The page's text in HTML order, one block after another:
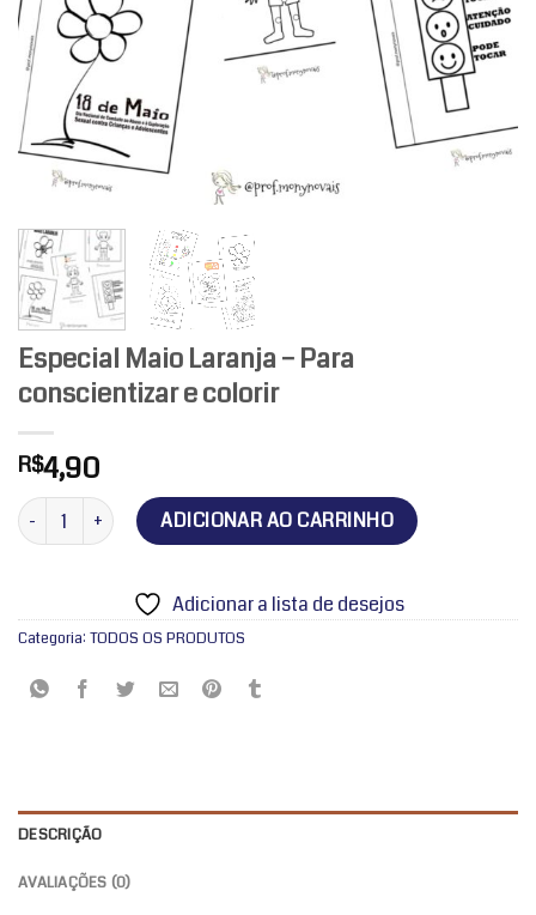
Especial Maio Laranja – Para
conscientizar e colorir
R$4,90
Especial Maio Laranja - Para conscientizar e colorir quantidade
ADICIONAR AO CARRINHO
Adicionar a lista de desejos
Categoria: TODOS OS PRODUTOS
DESCRIÇÃO
AVALIAÇÕES (0)